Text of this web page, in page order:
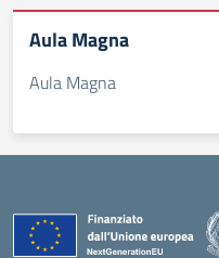
Aula Magna
Aula Magna